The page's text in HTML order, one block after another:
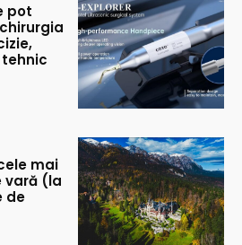
pot
mai
vară (la
de